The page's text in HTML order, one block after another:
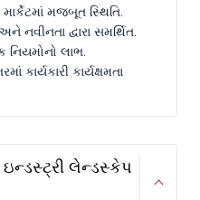
મજબૂત સ્થિતિ.
નવીનતા દ્વારા સમર્થિત.
લાભ.
કાર્યકારી કાર્યક્ષમતા
લેન્ડસ્કેપ